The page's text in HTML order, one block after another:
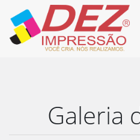
×
Home
Galeria